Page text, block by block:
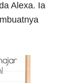
Alexa. Ia